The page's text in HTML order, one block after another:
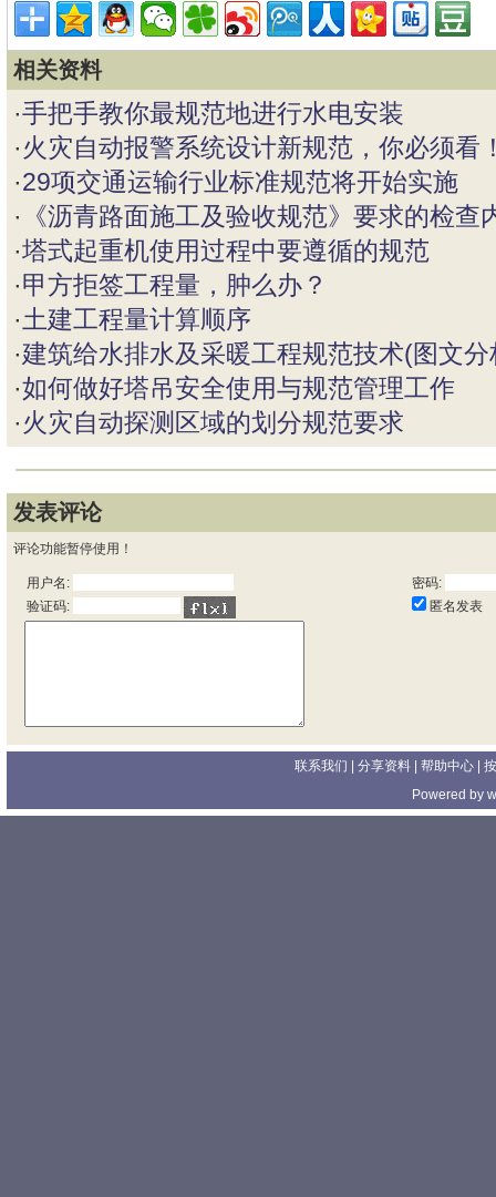
相关资料
·手把手教你最规范地进行水电安装
·火灾自动报警系统设计新规范，你必须看
·29项交通运输行业标准规范将开始实施
·
《沥青路面施工及验收规范》要求的检查
·塔式起重机使用过程中要遵循的规范
·甲方拒签工程量，肿么办？
·土建工程量计算顺序
·建筑给水排水及采暖工程规范技术(图文分
·如何做好塔吊安全使用与规范管理工作
·火灾自动探测区域的划分规范要求
发表评论
评论功能暂停使用！
用户名:
密码:
验证码:
匿名发表
联系我们 | 分享资料 | 帮助中心
Powered by